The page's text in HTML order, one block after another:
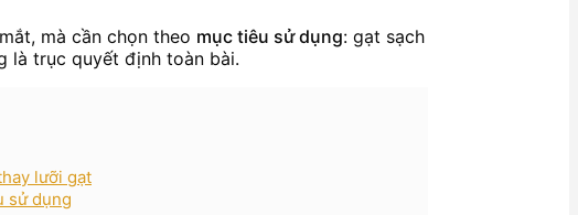
mà cần chọn theo mục tiêu sử dụng: gạt sạch
là trục quyết định toàn bài.
lưỡi gạt
sử dụng